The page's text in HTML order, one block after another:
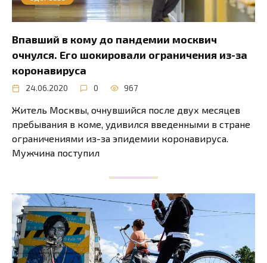
Впавший в кому до пандемии москвич
очнулся. Его шокировали ограничения из-за
коронавируса
24.06.2020 0 967
Житель Москвы, очнувшийся после двух месяцев
пребывания в коме, удивился введенными в стране
ограничениями из-за эпидемии коронавируса.
Мужчина поступил